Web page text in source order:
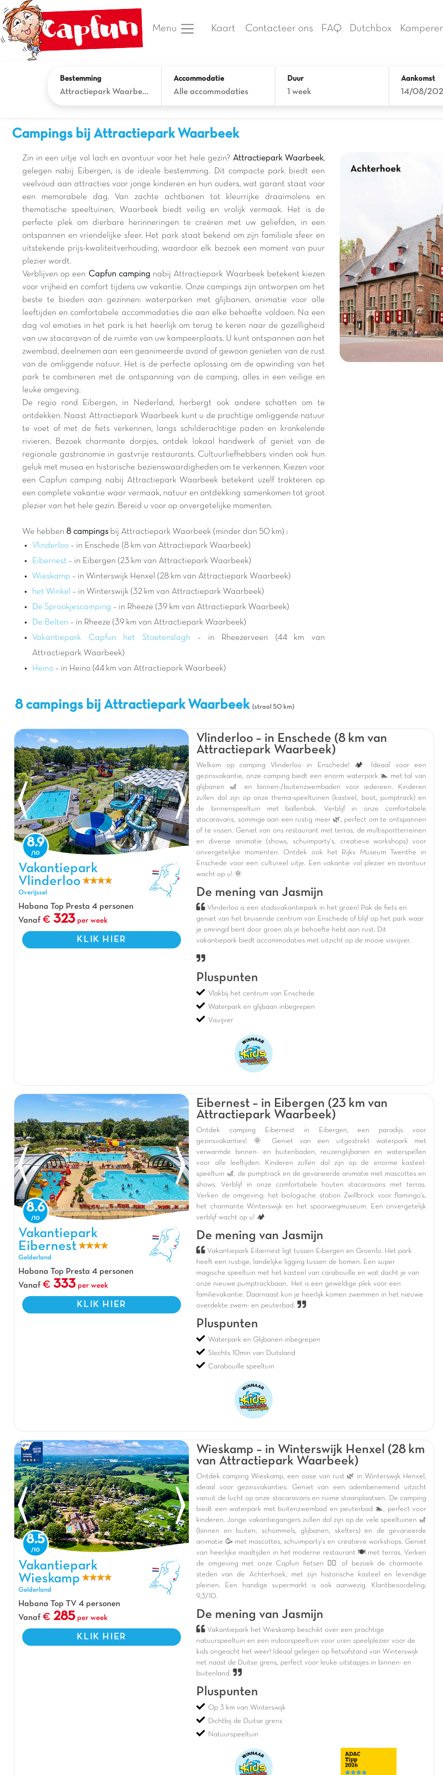
Menu Kaart Contacteer ons FAQ Dutchbox
Bestemming
Attractiepark Waarbeek
Accommodatie
Alle accommodaties
Duur
1 week
Aankomst
14/08/
Campings bij Attractiepark Waarbeek
Zin in een uitje vol lach en avontuur voor het hele gezin? Attractiepark Waarbeek,
gelegen nabij Eibergen, is de ideale bestemming. Dit compacte park biedt een
veelvoud aan attracties voor jonge kinderen en hun ouders, wat garant staat voor
een memorabele dag. Van zachte achtbanen tot kleurrijke draaimolens en
thematische speeltuinen, Waarbeek biedt veilig en vrolijk vermaak. Het is de
perfecte plek om dierbare herinneringen te creëren met uw geliefden, in een
ontspannen en vriendelijke sfeer. Het park staat bekend om zijn familiale sfeer en
uitstekende prijs-kwaliteitverhouding, waardoor elk bezoek een moment van puur
plezier wordt.
Verblijven op een Capfun camping nabij Attractiepark Waarbeek betekent kiezen
voor vrijheid en comfort tijdens uw vakantie. Onze campings zijn ontworpen om het
beste te bieden aan gezinnen: waterparken met glijbanen, animatie voor alle
leeftijden en comfortabele accommodaties die aan elke behoefte voldoen. Na een
dag vol emoties in het park is het heerlijk om terug te keren naar de gezelligheid
van uw stacaravan of de ruimte van uw kampeerplaats. U kunt ontspannen aan het
zwembad, deelnemen aan een geanimeerde avond of gewoon genieten van de rust
van de omliggende natuur. Het is de perfecte oplossing om de opwinding van het
park te combineren met de ontspanning van de camping, alles in een veilige en
leuke omgeving.
De regio rond Eibergen, in Nederland, herbergt ook andere schatten om te
ontdekken. Naast Attractiepark Waarbeek kunt u de prachtige omliggende natuur
te voet of met de fiets verkennen, langs schilderachtige paden en kronkelende
rivieren. Bezoek charmante dorpjes, ontdek lokaal handwerk of geniet van de
regionale gastronomie in gastvrije restaurants. Cultuurliefhebbers vinden ook hun
geluk met musea en historische bezienswaardigheden om te verkennen. Kiezen voor
een Capfun camping nabij Attractiepark Waarbeek betekent uzelf trakteren op
een complete vakantie waar vermaak, natuur en ontdekking samenkomen tot groot
plezier van het hele gezin. Bereid u voor op onvergetelijke momenten.
We hebben 8 campings bij Attractiepark Waarbeek (minder dan 50 km) :
Vlinderloo – in Enschede (8 km van Attractiepark Waarbeek)
Eibernest – in Eibergen (23 km van Attractiepark Waarbeek)
Wieskamp – in Winterswijk Henxel (28 km van Attractiepark Waarbeek)
het Winkel – in Winterswijk (32 km van Attractiepark Waarbeek)
De Sprookjescamping – in Rheeze (39 km van Attractiepark Waarbeek)
De Belten – in Rheeze (39 km van Attractiepark Waarbeek)
Vakantiepark Capfun het Stoetenslagh– in Rheezerveen (44 km van
Attractiepark Waarbeek)
Heino – in Heino (44 km van Attractiepark Waarbeek)
8 campings bij Attractiepark Waarbeek (straal 50 km)
Vakantiepark Vlinderloo, Vakantiepark Overijssel
8.9
Vakantiepark
Vlinderloo
Overijssel
Habana Top Presta 4 personen
Vanaf
323 per week
KLIK HIER
Vlinderloo – in Enschede (8 km van
Attractiepark Waarbeek)
Welkom op camping Vlinderloo in Enschede! 🏕️ Ideaal voor een
gezinsvakantie, onze camping biedt een enorm waterpark 🏊 met tal van
glijbanen 🎢 en binnen-/buitenzwembaden voor iedereen. Kinderen
zullen dol zijn op onze thema-speeltuinen (kasteel, boot, pumptrack) en
de binnenspeeltuin met ballenbak. Verblijf in onze comfortabele
stacaravans, sommige aan een rustig meer 🌿, perfect om te ontspannen
of te vissen. Geniet van ons restaurant met terras, de multisportterreinen
en diverse animatie (shows, schuimparty's, creatieve workshops) voor
onvergetelijke momenten. Ontdek ook het Rijks Museum Twenthe in
Enschede voor een cultureel uitje. Een vakantie vol plezier en avontuur
wacht op u! 🌞
De mening van Jasmijn
Vlinderloo is een stadsvakantiepark in het groen! Pak de fiets en
geniet van het bruisende centrum van Enschede of blijf op het park waar
je omringd bent door groen als je behoefte hebt aan rust. Dit
vakantiepark biedt accommodaties met uitzicht op de mooie visvijver.
Pluspunten
Vlakbij het centrum van Enschede
Waterpark en glijbaan inbegrepen
Visvijver
Vakantiepark Eibernest, Vakantiepark Gelderland
8.6
Vakantiepark
Eibernest
Gelderland
Habana Top Presta 4 personen
Vanaf
333 per week
KLIK HIER
Eibernest – in Eibergen (23 km van
Attractiepark Waarbeek)
Ontdek camping Eibernest in Eibergen, een paradijs voor
gezinsvakanties! 🌞 Geniet van een uitgestrekt waterpark met
verwarmde binnen- en buitenbaden, reuzenglijbanen en waterspellen
voor alle leeftijden. Kinderen zullen dol zijn op de enorme kasteel-
speeltuin 🎢, de pumptrack en de gevarieerde animatie met mascottes en
shows. Verblijf in onze comfortabele houten stacaravans met terras.
Verken de omgeving: het biologische station Zwillbrock voor flamingo's,
het charmante Winterswijk en het spoorwegmuseum. Een onvergetelijk
verblijf wacht op u! 🏕️
De mening van Jasmijn
Vakantiepark Eibernest ligt tussen Eibergen en Groenlo. Het park
heeft een rustige, landelijke ligging tussen de bomen. Een super
magische speeltuin met het kasteel van carabouille en wat dacht je van
onze nieuwe pumptrackbaan. Het is een geweldige plek voor een
familievakantie. Daarnaast kun je heerlijk komen zwemmen in het nieuwe
overdekte zwem- en peuterbad.
Pluspunten
Waterpark en Glijbanen inbegrepen
Slechts 10min van Duitsland
Carabouille speeltuin
Vakantiepark Wieskamp, Vakantiepark Gelderland
8.5
Vakantiepark
Wieskamp
Gelderland
Habana Top TV 4 personen
Vanaf
285 per week
KLIK HIER
Wieskamp – in Winterswijk Henxel (28 km
van Attractiepark Waarbeek)
Ontdek camping Wieskamp, een oase van rust 🌿 in Winterswijk Henxel,
ideaal voor gezinsvakanties. Geniet van een adembenemend uitzicht
vanuit de lucht op onze stacaravans en ruime staanplaatsen. De camping
biedt een waterpark met buitenzwembad en peuterbad 🏊, perfect voor
kinderen. Jonge vakantiegangers zullen dol zijn op de vele speeltuinen 🎢
(binnen en buiten, schommels, glijbanen, skelters) en de gevarieerde
animatie 🥳 met mascottes, schuimparty's en creatieve workshops. Geniet
van heerlijke maaltijden in het moderne restaurant 🍽️ met terras. Verken
de omgeving met onze Capfun fietsen 🚴‍♀️ of bezoek de charmante
steden van de Achterhoek, met zijn historische kasteel en levendige
pleinen. Een handige supermarkt is ook aanwezig. Klantbeoordeling:
9,3/10.
De mening van Jasmijn
Vakantiepark het Wieskamp beschikt over een prachtige
natuurspeeltuin en een indoorspeeltuin voor uren speelplezier voor de
kids ongeacht het weer! Ideaal gelegen op fietsafstand van Winterswijk
net naast de Duitse grens, perfect voor leuke uitstapjes in binnen- en
buitenland.
Pluspunten
Op 3 km van Winterswijk
Dichtbij de Duitse grens
Natuurspeeltuin